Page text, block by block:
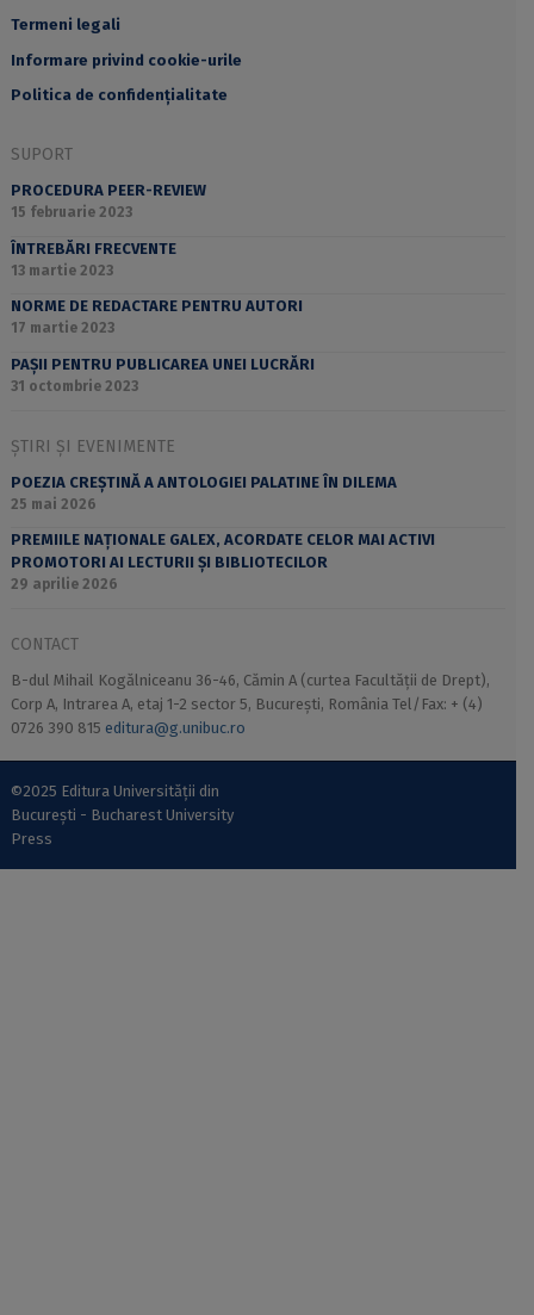
Termeni legali
Informare privind cookie-urile
Politica de confidențialitate
SUPORT
PROCEDURA PEER-REVIEW
15 februarie 2023
ÎNTREBĂRI FRECVENTE
13 martie 2023
NORME DE REDACTARE PENTRU AUTORI
17 martie 2023
PAȘII PENTRU PUBLICAREA UNEI LUCRĂRI
31 octombrie 2023
ȘTIRI ȘI EVENIMENTE
POEZIA CREȘTINĂ A ANTOLOGIEI PALATINE ÎN DILEMA
25 mai 2026
PREMIILE NAȚIONALE GALEX, ACORDATE CELOR MAI ACTIVI
PROMOTORI AI LECTURII ȘI BIBLIOTECILOR
29 aprilie 2026
CONTACT
B-dul Mihail Kogălniceanu 36-46, Cămin A (curtea Facultății de Drept),
Corp A, Intrarea A, etaj 1-2 sector 5, București, România Tel/Fax: + (4)
0726 390 815 editura@g.unibuc.ro
©2025 Editura Universității din
București - Bucharest University
Press